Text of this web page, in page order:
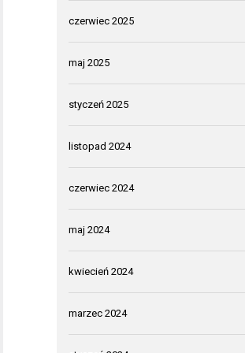
czerwiec 2025
maj 2025
styczeń 2025
listopad 2024
czerwiec 2024
maj 2024
kwiecień 2024
marzec 2024